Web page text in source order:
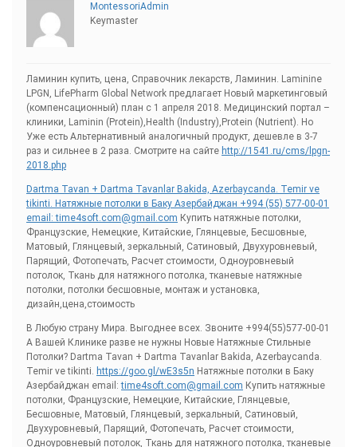
MontessoriAdmin
Keymaster
Ламинин купить, цена, Справочник лекарств, Ламинин. Laminine
LPGN, LifePharm Global Network предлагает Новый маркетинговый
(компенсационный) план с 1 апреля 2018. Медицинский портал –
клиники, Laminin (Protein),Health (Industry),Protein (Nutrient). Но
Уже есть Альтернативный аналогичный продукт, дешевле в 3-7
раз и сильнее в 2 раза. Смотрите на сайте http://1541.ru/cms/lpgn-
2018.php
Dartma Tavan + Dartma Tavanlar Bakida, Azerbaycanda. Temir ve
tikinti. Натяжные потолки в Баку Азербайджан +994 (55) 577-00-01
email:time4soft.com@gmail.com Купить натяжные потолки,
Французские, Немецкие, Китайские, Глянцевые, Бесшовные,
Матовый, Глянцевый, зеркальный, Сатиновый, Двухуровневый,
Парящий, Фотопечать, Расчет стоимости, Одноуровневый
потолок, Ткань для натяжного потолка, тканевые натяжные
потолки, потолки бесшовные, монтаж и установка,
дизайн,цена,стоимость
В Любую страну Мира. Выгоднее всех. Звоните +994(55)577-00-01
А Вашей Клинике разве не нужны Новые Натяжные Стильные
Потолки? Dartma Tavan + Dartma Tavanlar Bakida, Azerbaycanda.
Temir ve tikinti. https://goo.gl/wE3s5n Натяжные потолки в Баку
Азербайджан email:time4soft.com@gmail.com Купить натяжные
потолки, Французские, Немецкие, Китайские, Глянцевые,
Бесшовные, Матовый, Глянцевый, зеркальный, Сатиновый,
Двухуровневый, Парящий, Фотопечать, Расчет стоимости,
Одноуровневый потолок, Ткань для натяжного потолка, тканевые